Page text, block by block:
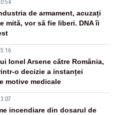
de armament, acuzați
mită, vor să fie liberi. DNA îi
Ionel Arsene către România,
o decizie a instanței
motive medicale
incendiare din dosarul de